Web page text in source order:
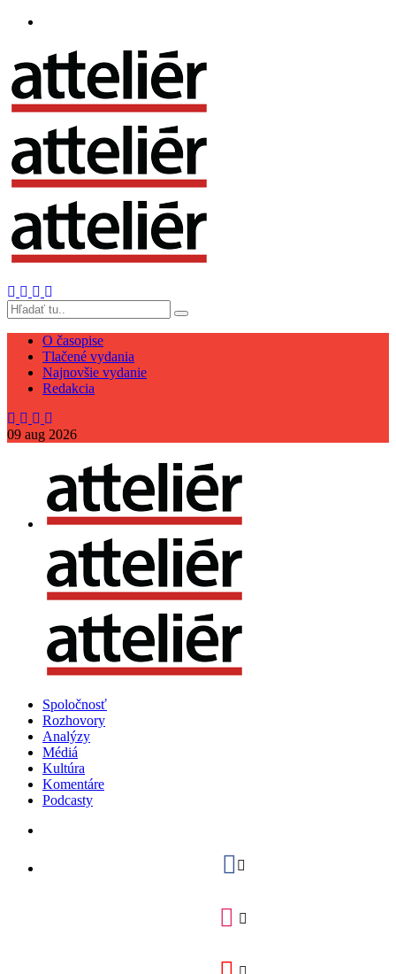
O časopise
Tlačené vydania
Najnovšie vydanie
Redakcia
09 aug 2026
Spoločnosť
Rozhovory
Analýzy
Médiá
Kultúra
Komentáre
Podcasty